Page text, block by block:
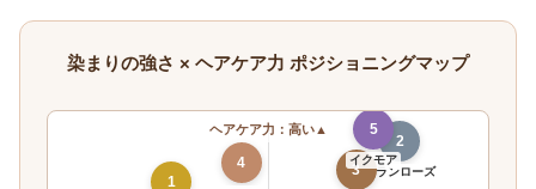
染まりの強さ × ヘアケア力 ポジショニングマップ
ヘアケア力：高い▲
1
2
バランローズ
3
4
5
イクモア